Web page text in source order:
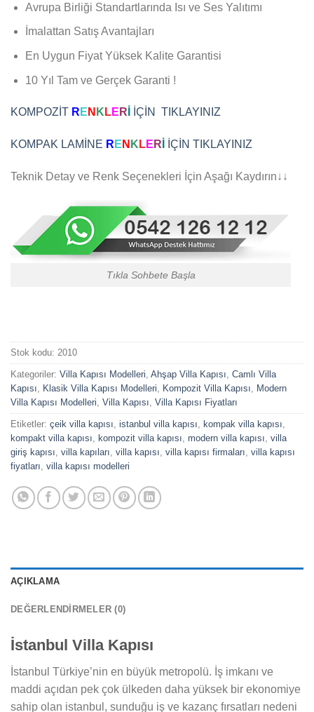
Avrupa Birliği Standartlarında Isı ve Ses Yalıtımı
İmalattan Satış Avantajları
En Uygun Fiyat Yüksek Kalite Garantisi
10 Yıl Tam ve Gerçek Garanti !
KOMPOZİT R E N K LE R İÇİN TIKLAYINIZ
KOMPAK LAMİNE R E N K LE R İÇİN TIKLAYINIZ
Teknik Detay ve Renk Seçenekleri İçin Aşağı Kaydırın↓↓
Tıkla Sohbete Başla
Stok kodu: 2010
Kategoriler: Villa Kapısı Modelleri, Ahşap Villa Kapısı, Camlı Villa
Kapısı, Klasik Villa Kapısı Modelleri, Kompozit Villa Kapısı, Modern
Villa Kapısı Modelleri, Villa Kapısı, Villa Kapısı Fiyatları
Etiketler: çeik villa kapısı, istanbul villa kapısı, kompak villa kapısı,
kompakt villa kapısı, kompozit villa kapısı, modern villa kapısı, villa
giriş kapısı, villa kapıları, villa kapısı, villa kapısı firmaları, villa kapısı
fiyatları, villa kapısı modelleri
AÇIKLAMA
DEĞERLENDIRMELER (0)
İstanbul Villa Kapısı
İstanbul Türkiye’nin en büyük metropolü. İş imkanı ve
maddi açıdan pek çok ülkeden daha yüksek bir ekonomiye
sahip olan istanbul, sunduğu iş ve kazanç fırsatları nedeni